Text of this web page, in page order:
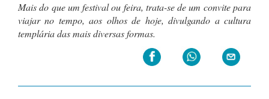
Mais do que um festival ou feira, trata-se de um convite para
viajar no tempo, aos olhos de hoje, divulgando a cultura
templária das mais diversas formas.